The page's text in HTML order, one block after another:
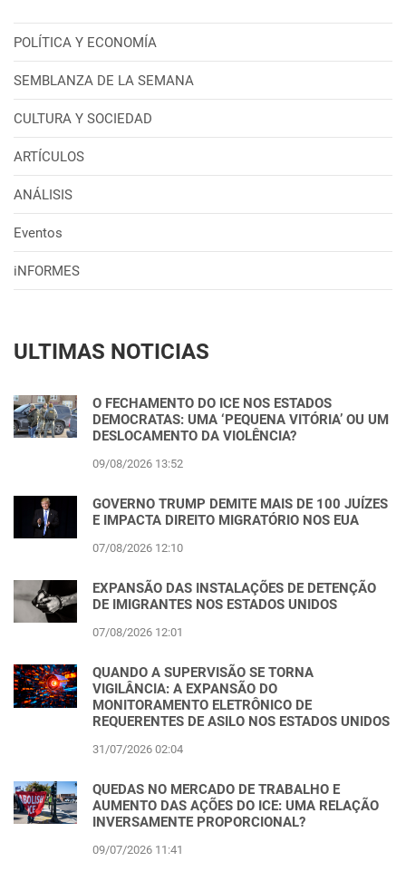
POLÍTICA Y ECONOMÍA
SEMBLANZA DE LA SEMANA
CULTURA Y SOCIEDAD
ARTÍCULOS
ANÁLISIS
Eventos
iNFORMES
ULTIMAS NOTICIAS
O FECHAMENTO DO ICE NOS ESTADOS
DEMOCRATAS: UMA ‘PEQUENA VITÓRIA’ OU UM
DESLOCAMENTO DA VIOLÊNCIA?
09/08/2026 13:52
GOVERNO TRUMP DEMITE MAIS DE 100 JUÍZES
E IMPACTA DIREITO MIGRATÓRIO NOS EUA
07/08/2026 12:10
EXPANSÃO DAS INSTALAÇÕES DE DETENÇÃO
DE IMIGRANTES NOS ESTADOS UNIDOS
07/08/2026 12:01
QUANDO A SUPERVISÃO SE TORNA
VIGILÂNCIA: A EXPANSÃO DO
MONITORAMENTO ELETRÔNICO DE
REQUERENTES DE ASILO NOS ESTADOS UNIDOS
31/07/2026 02:04
QUEDAS NO MERCADO DE TRABALHO E
AUMENTO DAS AÇÕES DO ICE: UMA RELAÇÃO
INVERSAMENTE PROPORCIONAL?
09/07/2026 11:41